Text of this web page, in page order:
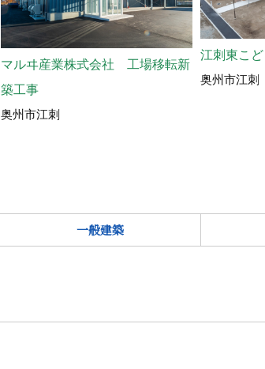
マルヰ産業株式会社 工場移転新
築工事
奥州市江刺
江刺東こ
奥州市江刺
一般建築